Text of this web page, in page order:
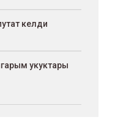
келди
укуктары